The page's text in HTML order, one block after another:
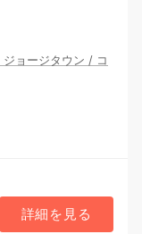
ジョージタウン / コ
詳細を見る